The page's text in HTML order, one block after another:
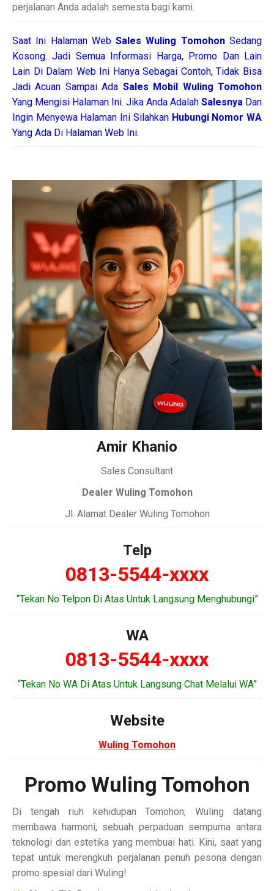
perjalanan Anda adalah semesta bagi kami.
Saat Ini Halaman WebSales Wuling TomohonSedang
Kosong. Jadi Semua Informasi Harga, Promo Dan Lain
Lain Di Dalam Web Ini Hanya Sebagai Contoh, Tidak Bisa
Jadi Acuan Sampai Ada Sales Mobil Wuling Tomohon
Yang Mengisi Halaman Ini. Jika Anda Adalah Salesnya Dan
Ingin Menyewa Halaman Ini Silahkan Hubungi Nomor WA
Yang Ada Di Halaman Web Ini.
Amir Khanio
Sales Consultant
Dealer Wuling Tomohon
Jl. Alamat Dealer Wuling Tomohon
Telp
0813-5544-xxxx
“Tekan No Telpon Di Atas Untuk Langsung Menghubungi”
WA
0813-5544-xxxx
“Tekan No WA Di Atas Untuk Langsung Chat Melalui WA”
Website
Wuling Tomohon
Promo Wuling Tomohon
Di tengah riuh kehidupan Tomohon, Wuling datang
membawa harmoni, sebuah perpaduan sempurna antara
teknologi dan estetika yang membuai hati. Kini, saat yang
tepat untuk merengkuh perjalanan penuh pesona dengan
promo spesial dari Wuling!